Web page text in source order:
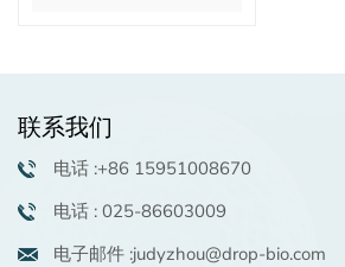
联系我们
电话 :+86 15951008670
电话 : 025-86603009
电子邮件 :judyzhou@drop-bio.com